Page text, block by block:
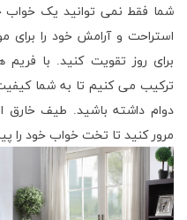
شما فقط نمی توانید یک خواب
استراحت و آرامش خود را برای
برای روز تقویت کنید. با
ترکیب می کنیم تا به شما
دوام داشته باشید. طیف خارق
مرور کنید تا تخت خواب خود را